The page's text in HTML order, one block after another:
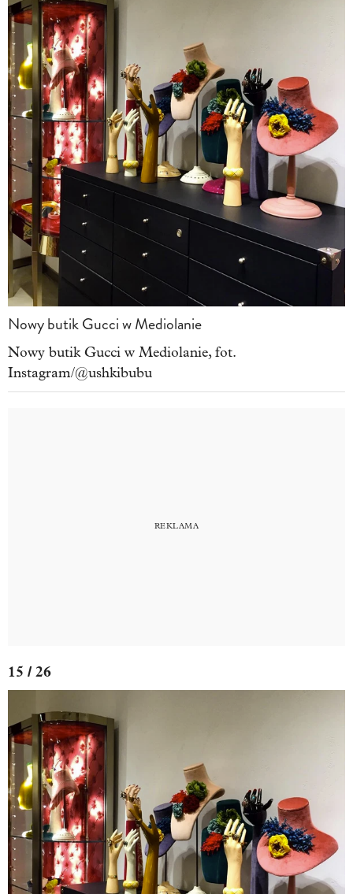
Nowy butik Gucci w Mediolanie
Nowy butik Gucci w Mediolanie, fot.
Instagram/@ushkibubu
15 / 26